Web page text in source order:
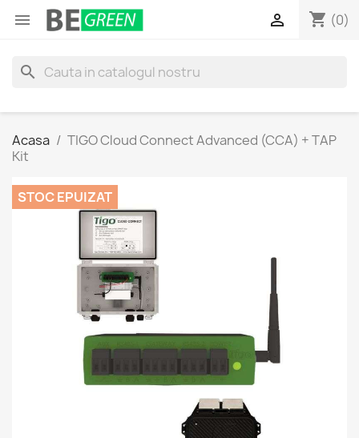
 shopping_cart (0)

search
Acasa
TIGO Cloud Connect Advanced (CCA) + TAP
Kit
STOC EPUIZAT